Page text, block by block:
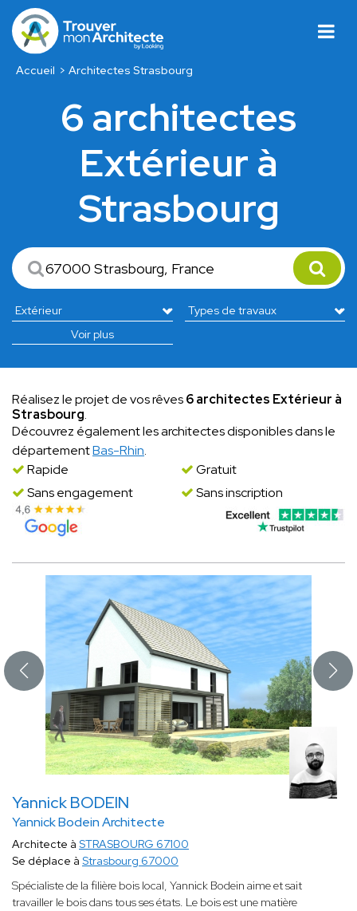
Accueil Architectes Strasbourg
6 architectes
Extérieur à
Strasbourg
Voir plus
Réalisez le projet de vos rêves6 architectes Extérieur à
Strasbourg.
Découvrez également les architectes disponibles dans le
départementBas-Rhin.
Rapide
Gratuit
Sans engagement
Sans inscription
Yannick BODEIN
Yannick Bodein Architecte
Architecte à STRASBOURG 67100
Se déplace à Strasbourg 67000
Spécialiste de la filière bois local, Yannick Bodein aime et sait
travailler le bois dans tous ses états. Le bois est une matière